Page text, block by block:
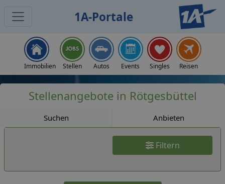
1A-Portale
Immobilien Stellen Autos Events Singles Reisen
Stellenangebote in Rötgesbüttel
Suchen Anbieten
Filtern